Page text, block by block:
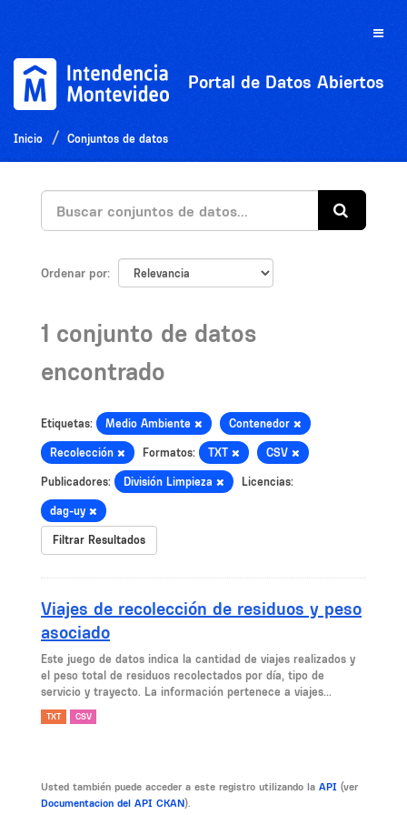
Toggle
Portal de Datos Abiertos
Inicio Conjuntos de datos
Ordenar por
1 conjunto de datos
encontrado
Etiquetas: Medio Ambiente Contenedor
Recolección Formatos: TXT CSV
Publicadores: División Limpieza Licencias:
dag-uy
Filtrar Resultados
Viajes de recolección de residuos y peso
asociado
Este juego de datos indica la cantidad de viajes realizados y
el peso total de residuos recolectados por día, tipo de
servicio y trayecto. La información pertenece a viajes...
TXT CSV
Usted también puede acceder a este registro utilizando la API (ver
Documentacion del API CKAN).